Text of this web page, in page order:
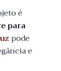
é
para
pode
e